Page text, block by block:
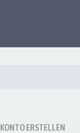
KONTO ERSTELLEN